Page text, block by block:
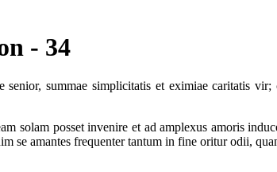
- 34
summae simplicitatis et eximiae caritatis vir;
solam posset invenire et ad amplexus amoris
se amantes frequenter tantum in fine oritur odii,